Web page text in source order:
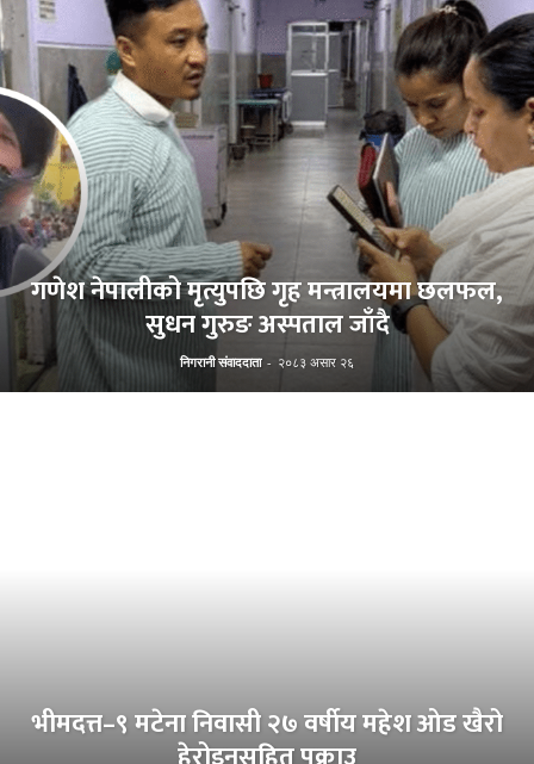
गणेश नेपालीको मृत्युपछि गृह मन्त्रालयमा छलफल,
सुधन गुरुङ अस्पताल जाँदै
निगरानी संवाददाता - २०८३ असार २६
भीमदत्त–९ मटेना निवासी २७ वर्षीय महेश ओड खैरो